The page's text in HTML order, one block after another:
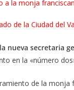
a la monja
de la Ciudad del
nueva secretaria
en la «número
de la